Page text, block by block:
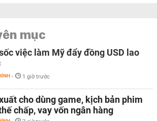
mục
việc làm Mỹ đẩy đồng USD lao
- 1 giờ trước
cho dùng game, kịch bản phim
chấp, vay vốn ngân hàng